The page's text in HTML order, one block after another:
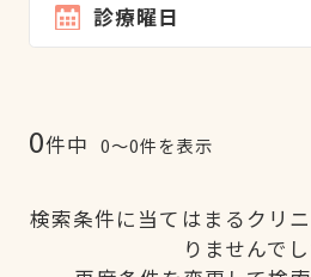
診療曜日
0件中 0〜0件を表示
検索条件に当てはまるクリ
りませんでし